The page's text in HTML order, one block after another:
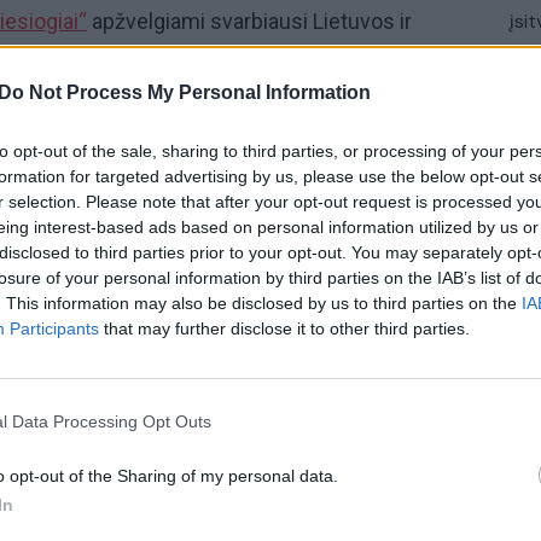
Do Not Process My Personal Information
opt-out of the sale, sharing to third parties, or processing of your
for targeted advertising by us, please use the below opt-out
selection. Please note that after your opt-out request is processed
interest-based ads based on personal information utilized by us
to third parties prior to your opt-out. You may separately
of your personal information by third parties on the IAB’s list of
This information may also be disclosed by us to third parties on the
Participants that may further disclose it to other third parties.
Data Processing Opt Outs
opt-out of the Sharing of my personal data.
apžvelgiami svarbiausi Lietuvos ir
Rimvydas Paleckisir žinomi svečiai
aktualijomis. Laidą„Lietuva tiesiogiai“
16.30 ir 23.00 val. per „Lietuvos ryto“
Klausyk lrytas.tv Ignas Vėgėlė
radijas ir televizija (LRT)